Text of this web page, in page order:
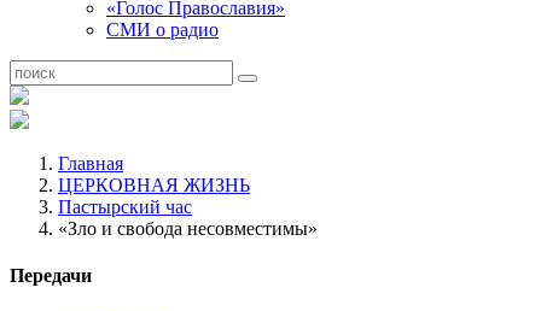
«Голос Православия»
СМИ о радио
Главная
ЦЕРКОВНАЯ ЖИЗНЬ
Пастырский час
«Зло и свобода несовместимы»
Передачи